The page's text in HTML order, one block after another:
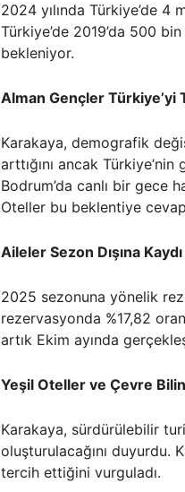
2024 yılında Türkiye’de
Türkiye’de 2019’da 500
bekleniyor.
Alman Gençler Türkiye’yi
Karakaya, demografik
arttığını ancak
Bodrum’da canlı bir gece
Oteller bu beklentiye
Aileler Sezon Dışına Kaydı
2025 sezonuna yönelik
rezervasyonda %17,82
artık Ekim ayında
Yeşil Oteller ve Çevre
Karakaya, sürdürülebilir
oluşturulacağını duyurdu.
tercih ettiğini vurguladı.